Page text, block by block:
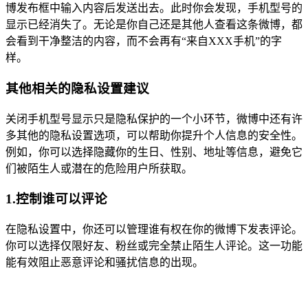
博发布框中输入内容后发送出去。此时你会发现，手机型号的
显示已经消失了。无论是你自己还是其他人查看这条微博，都
会看到干净整洁的内容，而不会再有“来自XXX手机”的字
样。
其他相关的隐私设置建议
关闭手机型号显示只是隐私保护的一个小环节，微博中还有许
多其他的隐私设置选项，可以帮助你提升个人信息的安全性。
例如，你可以选择隐藏你的生日、性别、地址等信息，避免它
们被陌生人或潜在的危险用户所获取。
1.控制谁可以评论
在隐私设置中，你还可以管理谁有权在你的微博下发表评论。
你可以选择仅限好友、粉丝或完全禁止陌生人评论。这一功能
能有效阻止恶意评论和骚扰信息的出现。